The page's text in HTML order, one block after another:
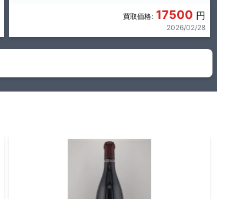
買取価格: 17500 円
2026/02/28